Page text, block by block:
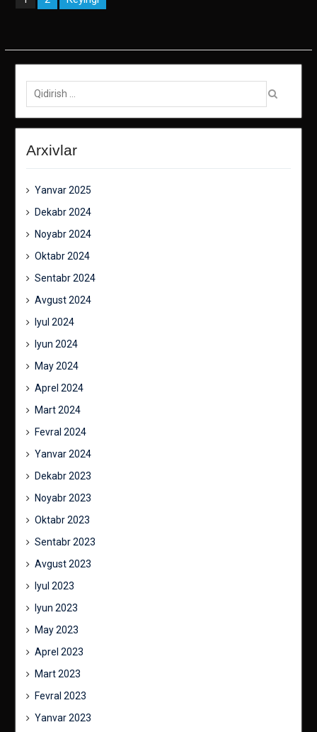
bo‘yicha
Qidirish:
Arxivlar
Yanvar 2025
Dekabr 2024
Noyabr 2024
Oktabr 2024
Sentabr 2024
Avgust 2024
Iyul 2024
Iyun 2024
May 2024
Aprel 2024
Mart 2024
Fevral 2024
Yanvar 2024
Dekabr 2023
Noyabr 2023
Oktabr 2023
Sentabr 2023
Avgust 2023
Iyul 2023
Iyun 2023
May 2023
Aprel 2023
Mart 2023
Fevral 2023
Yanvar 2023